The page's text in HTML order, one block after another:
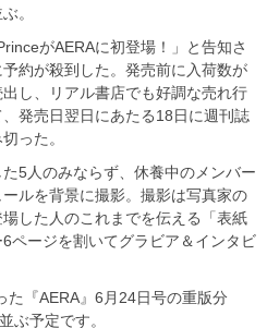
。
がAERAに初登場！」と告知さ
約が殺到した。発売前に入荷数が
し、リアル書店でも好調な売れ行
発売日翌日にあたる18日に週刊誌
った。
5人のみならず、休養中のメンバー
ルを背景に撮影。撮影は写真家の
した人のこれまでを伝える「表紙
ページを割いてグラビア＆インタビ
た『AERA』6月24日号の重版分
ぶ予定です。